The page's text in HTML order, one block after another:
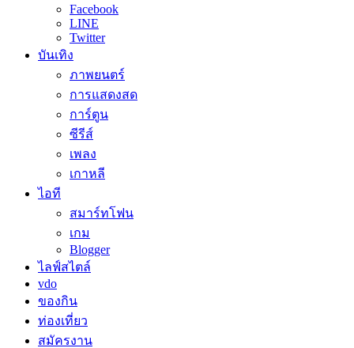
Facebook
LINE
Twitter
บันเทิง
ภาพยนตร์
การแสดงสด
การ์ตูน
ซีรีส์
เพลง
เกาหลี
ไอที
สมาร์ทโฟน
เกม
Blogger
ไลฟ์สไตล์
vdo
ของกิน
ท่องเที่ยว
สมัครงาน